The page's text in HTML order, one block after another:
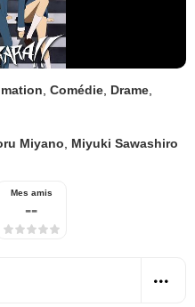
Comédie Drame
Miyano
Miyuki Sawashiro
Mes amis
--